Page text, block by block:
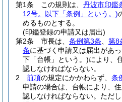
第1条
この規則は、 丹波市印鑑
12号。以下「条例」という。)
めるものとする。
(印鑑登録の申請又は届出)
第2条
市長は、 条例第3条 第8
条に基づく申請又は届出があ
下「台帳」という。)により、
認しなければならない。
2
前項の規定にかかわらず、 条
申請の場合は、台帳により、
認しなければならない。 ただし